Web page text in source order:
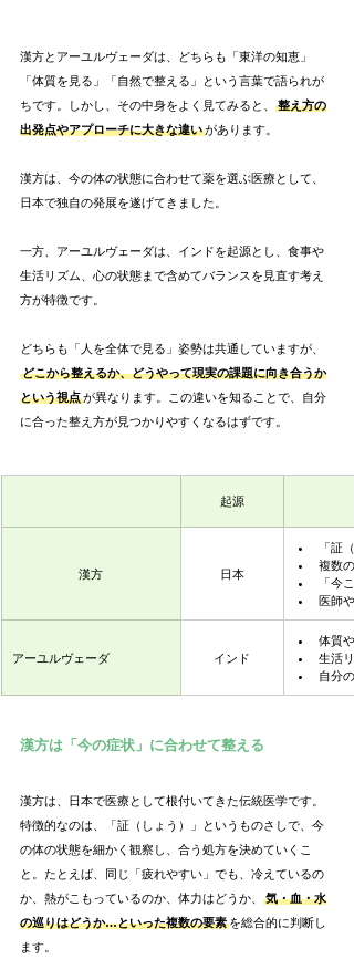
漢方とアーユルヴェーダは、どちらも「東洋の知恵」
「体質を見る」「自然で整える」という言葉で語られが
ちです。しかし、その中身をよく見てみると、
整え方の
出発点やアプローチに大きな違いがあります。
漢方は、今の体の状態に合わせて薬を選ぶ医療として、
日本で独自の発展を遂げてきました。
一方、アーユルヴェーダは、インドを起源とし、食事や
生活リズム、心の状態まで含めてバランスを見直す考え
方が特徴です。
どちらも「人を全体で見る」姿勢は共通していますが、
どこから整えるか、どうやって現実の課題に向き合うか
という視点が異なります。この違いを知ることで、自分
に合った整え方が見つかりやすくなるはずです。
起源
漢方 日本
「証
複数
「今
医師
アーユルヴェーダ インド
体質
生活
自分
漢方は「今の症状」に合わせて整える
漢方は、日本で医療として根付いてきた伝統医学です。
特徴的なのは、「証（しょう）」というものさしで、今
の体の状態を細かく観察し、合う処方を決めていくこ
と。たとえば、同じ「疲れやすい」でも、冷えているの
か、熱がこもっているのか、体力はどうか、
気・血・水
の巡りはどうか…といった複数の要素 を総合的に判断し
ます。